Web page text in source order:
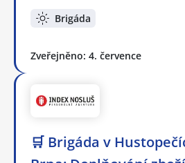
Brigáda
Zveřejněno: 4. července
🛒 Brigáda v